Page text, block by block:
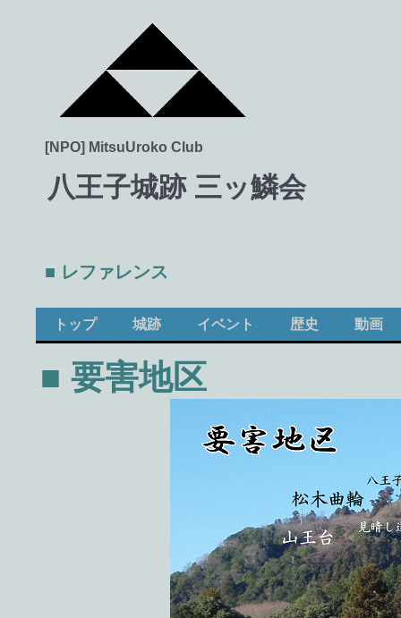
[NPO] MitsuUroko Club
八王子城跡 三ッ鱗会
■ レファレンス
■ 要害地区
トップ 城跡 イベント 歴史 動画